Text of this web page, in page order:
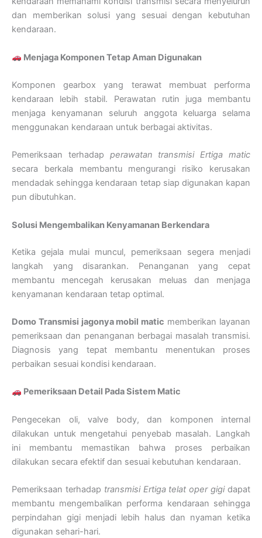
dan memberikan solusi yang sesuai dengan kebutuhan
kendaraan.
Menjaga Komponen Tetap Aman Digunakan
Komponen gearbox yang terawat membuat performa
kendaraan lebih stabil. Perawatan rutin juga membantu
menjaga kenyamanan seluruh anggota keluarga selama
menggunakan kendaraan untuk berbagai aktivitas.
Pemeriksaan terhadap perawatan transmisi Ertiga matic
secara berkala membantu mengurangi risiko kerusakan
mendadak sehingga kendaraan tetap siap digunakan kapan
pun dibutuhkan.
Solusi Mengembalikan Kenyamanan Berkendara
Ketika gejala mulai muncul, pemeriksaan segera menjadi
langkah yang disarankan. Penanganan yang cepat
membantu mencegah kerusakan meluas dan menjaga
kenyamanan kendaraan tetap optimal.
Domo Transmisi jagonya mobil matic memberikan layanan
pemeriksaan dan penanganan berbagai masalah transmisi.
Diagnosis yang tepat membantu menentukan proses
perbaikan sesuai kondisi kendaraan.
Pemeriksaan Detail Pada Sistem Matic
Pengecekan oli, valve body, dan komponen internal
dilakukan untuk mengetahui penyebab masalah. Langkah
ini membantu memastikan bahwa proses perbaikan
dilakukan secara efektif dan sesuai kebutuhan kendaraan.
Pemeriksaan terhadap transmisi Ertiga telat oper gigidapat
membantu mengembalikan performa kendaraan sehingga
perpindahan gigi menjadi lebih halus dan nyaman ketika
digunakan sehari-hari.